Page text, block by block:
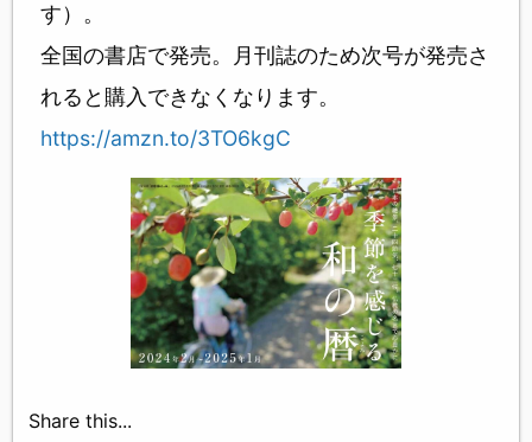
す）。
全国の書店で発売。月刊誌のため次号が発売さ
れると購入できなくなります。
https://amzn.to/3TO6kgC
Share this...